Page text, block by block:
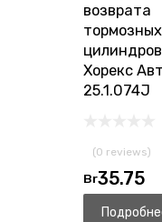
возврата
тормозных
цилиндров
Хорекс
25.1.074J
(0 reviews)
Br35.75